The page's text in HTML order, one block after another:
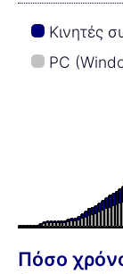
Κινητές
PC
Πόσο